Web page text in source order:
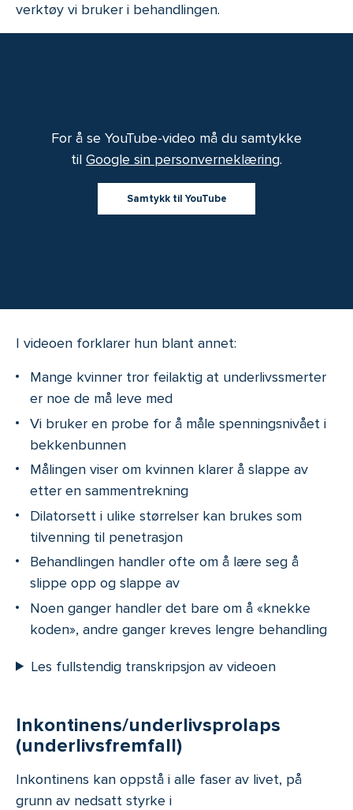
verktøy vi bruker i behandlingen.
For å se YouTube-video må du samtykke
til Google sin personverneklæring.
Samtykk til YouTube
I videoen forklarer hun blant annet:
Mange kvinner tror feilaktig at underlivssmerter
er noe de må leve med
Vi bruker en probe for å måle spenningsnivået i
bekkenbunnen
Målingen viser om kvinnen klarer å slappe av
etter en sammentrekning
Dilatorsett i ulike størrelser kan brukes som
tilvenning til penetrasjon
Behandlingen handler ofte om å lære seg å
slippe opp og slappe av
Noen ganger handler det bare om å «knekke
koden», andre ganger kreves lengre behandling
Les fullstendig transkripsjon av videoen
Inkontinens/underlivsprolaps
(underlivsfremfall)
Inkontinens kan oppstå i alle faser av livet, på
grunn av nedsatt styrke i